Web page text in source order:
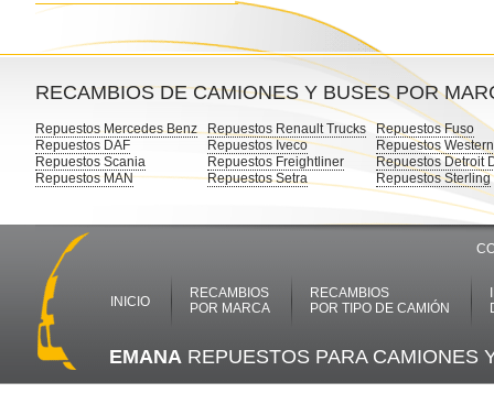
RECAMBIOS DE CAMIONES Y BUSES POR
Repuestos Mercedes Benz
Repuestos DAF
Repuestos Scania
Repuestos MAN
Repuestos Renault Trucks
Repuestos Iveco
Repuestos Freightliner
Repuestos Setra
Repuestos Fuso
Repuestos
Repuestos Detroit
Repuestos Sterling
INICIO
RECAMBIOS
POR MARCA
RECAMBIOS
POR TIPO DE CAMIÓN
EMANA REPUESTOS PARA CAMIONES